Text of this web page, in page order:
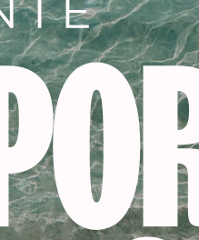
las instrucciones
lávense
contacto con la
No utilizar el
su uso y
Puede